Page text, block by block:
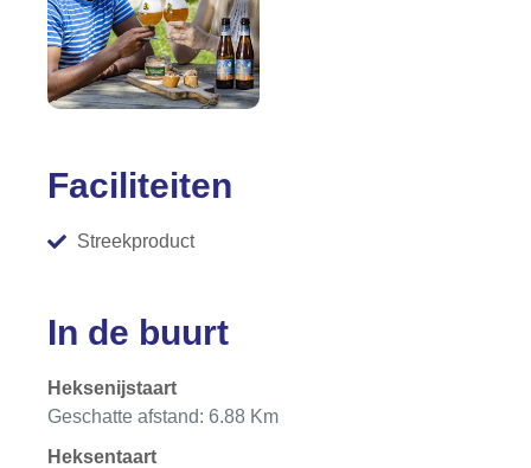
Faciliteiten
Streekproduct
In de buurt
Heksenijstaart
Geschatte afstand: 6.88 Km
Heksentaart